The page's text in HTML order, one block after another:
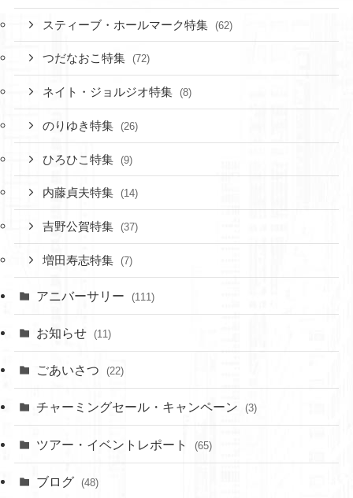
スティーブ・ホールマーク特集 (62)
つだなおこ特集 (72)
ネイト・ジョルジオ特集 (8)
のりゆき特集 (26)
ひろひこ特集 (9)
内藤貞夫特集 (14)
吉野公賀特集 (37)
増田寿志特集 (7)
アニバーサリー (111)
お知らせ (11)
ごあいさつ (22)
チャーミングセール・キャンペーン (3)
ツアー・イベントレポート (65)
ブログ (48)